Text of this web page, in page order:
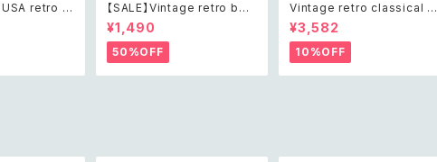
USA retro b
salopett
トロ アメリ
ワー サロペ
ツ
【SALE】Vintage retro bea
ds embroidery navy blue
pouch レトロ ヴィンテージ
ホワイト ビーズ刺繍 ネイビー
紺色 ポーチ
¥1,490
50%OFF
Vintage retro classical ro
ugh cut shell beads nec
klace レトロ ヴィンテージ ア
クセサリー クラシカル ラフカ
ット シェル ビーズ ネックレス
¥3,582
10%OFF